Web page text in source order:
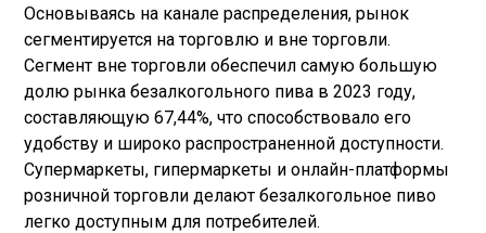
Основываясь на канале распределения, рынок
сегментируется на торговлю и вне торговли.
Сегмент вне торговли обеспечил самую большую
долю рынка безалкогольного пива в 2023 году,
составляющую 67,44%, что способствовало его
удобству и широко распространенной доступности.
Супермаркеты, гипермаркеты и онлайн-платформы
розничной торговли делают безалкогольное пиво
легко доступным для потребителей.